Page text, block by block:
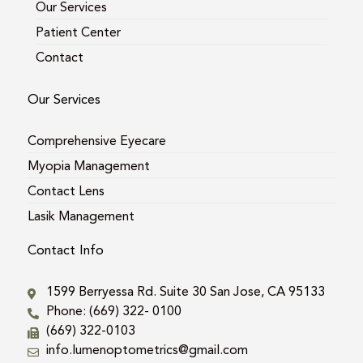
Our Services
Patient Center
Contact
Our Services
Comprehensive Eyecare
Myopia Management
Contact Lens
Lasik Management
Contact Info
1599 Berryessa Rd. Suite 30 San Jose, CA 95133
Phone: (669) 322- 0100
(669) 322-0103
info.lumenoptometrics@gmail.com